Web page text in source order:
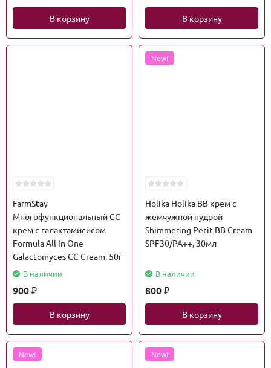
В корзину В корзину
FarmStay
Многофункциональный CC
крем с галактамисисом
Formula All In One
Galactomyces CC Cream, 50г
В наличии
900 ₽
В корзину
New!
Holika Holika ВВ крем c
жемчужной пудрой
Shimmering Petit BB Cream
SPF30/PA++, 30мл
В наличии
800 ₽
В корзину
New! New!